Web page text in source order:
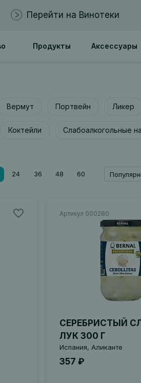
Перейти на Винотеки
Продукты Аксессуары
Вермут Портвейн Ликер
Коктейли Слабоалкогольные
24 36 48 60
Артикул 000280
СЕРЕБРИСТЫЙ
ЛУК 300 Г
Испания, Аликанте
357 ₽